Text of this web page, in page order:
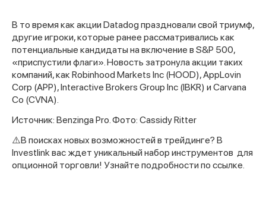
В то время как акции Datadog праздновали свой триумф,
другие игроки, которые ранее рассматривались как
потенциальные кандидаты на включение в S&P 500,
«приспустили флаги». Новость затронула акции таких
компаний, как Robinhood Markets Inc (HOOD), AppLovin
Corp (APP), Interactive Brokers Group Inc (IBKR) и Carvana
Co (CVNA).
Источник: Benzinga Pro. Фото: Cassidy Ritter
⚠️В поисках новых возможностей в трейдинге? В
Investlink вас ждет уникальный набор инструментов для
опционной торговли! Узнайте подробности по ссылке